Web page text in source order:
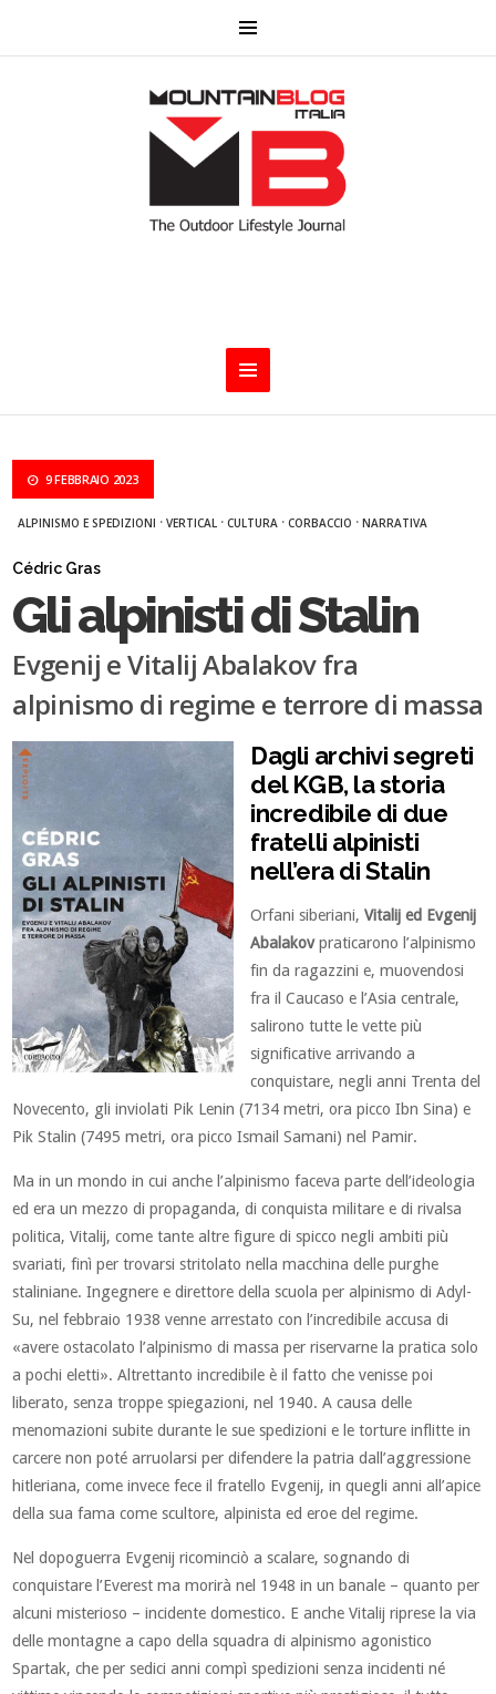
9 FEBBRAIO 2023
ALPINISMO E SPEDIZIONI ·VERTICAL ·CULTURA ·CORBACCIO ·NARRATIVA
Cédric Gras
Gli alpinisti di Stalin
Evgenij e Vitalij Abalakov fra
alpinismo di regime e terrore di massa
Dagli archivi segreti
del KGB, la storia
incredibile di due
fratelli alpinisti
nell’era di Stalin
Orfani siberiani,Vitalij ed Evgenij
Abalakovpraticarono l’alpinismo
fin da ragazzini e, muovendosi
fra il Caucaso e l’Asia centrale,
salirono tutte le vette più
significative arrivando a
conquistare, negli anni Trenta del
Novecento, gli inviolati Pik Lenin (7134 metri, ora picco Ibn Sina) e
Pik Stalin (7495 metri, ora picco Ismail Samani) nel Pamir.
Ma in un mondo in cui anche l’alpinismo faceva parte dell’ideologia
ed era un mezzo di propaganda, di conquista militare e di rivalsa
politica, Vitalij, come tante altre figure di spicco negli ambiti più
svariati, finì per trovarsi stritolato nella macchina delle purghe
staliniane. Ingegnere e direttore della scuola per alpinismo di Adyl-
Su, nel febbraio 1938 venne arrestato con l’incredibile accusa di
«avere ostacolato l’alpinismo di massa per riservarne la pratica solo
a pochi eletti». Altrettanto incredibile è il fatto che venisse poi
liberato, senza troppe spiegazioni, nel 1940. A causa delle
menomazioni subite durante le sue spedizioni e le torture inflitte in
carcere non poté arruolarsi per difendere la patria dall’aggressione
hitleriana, come invece fece il fratello Evgenij, in quegli anni all’apice
della sua fama come scultore, alpinista ed eroe del regime.
Nel dopoguerra Evgenij ricominciò a scalare, sognando di
conquistare l’Everest ma morirà nel 1948 in un banale – quanto per
alcuni misterioso – incidente domestico. E anche Vitalij riprese la via
delle montagne a capo della squadra di alpinismo agonistico
Spartak, che per sedici anni compì spedizioni senza incidenti né